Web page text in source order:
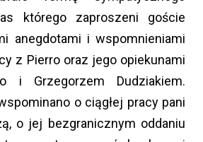
którego zaproszeni goście
anegdotami i wspomnieniami
z Pierro oraz jego opiekunami
i Grzegorzem Dudziakiem.
o ciągłej pracy pani
o jej bezgranicznym oddaniu